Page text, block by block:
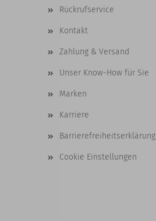
Rückrufservice
Kontakt
Zahlung & Versand
Unser Know-How für Sie
Marken
Karriere
Barrierefreiheitserklärung
Cookie Einstellungen